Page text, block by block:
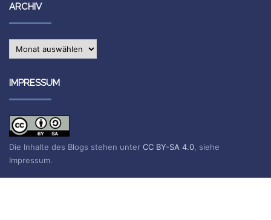
ARCHIV
Archiv
IMPRESSUM
Die Inhalte des Blogs stehen unter CC BY-SA 4.0, siehe
Impressum.